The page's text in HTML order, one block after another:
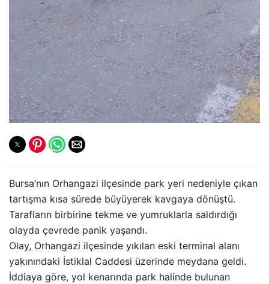
Bursa’nın Orhangazi ilçesinde park yeri nedeniyle çıkan
tartışma kısa sürede büyüyerek kavgaya dönüştü.
Tarafların birbirine tekme ve yumruklarla saldırdığı
olayda çevrede panik yaşandı.
Olay, Orhangazi ilçesinde yıkılan eski terminal alanı
yakınındaki İstiklal Caddesi üzerinde meydana geldi.
İddiaya göre, yol kenarında park halinde bulunan